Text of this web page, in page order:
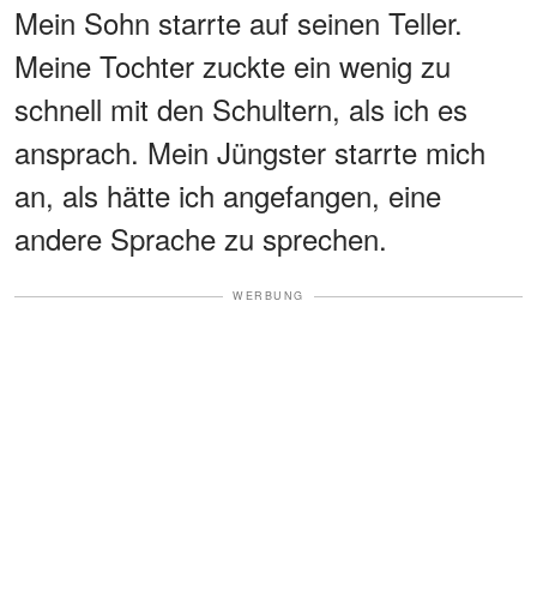
Mein Sohn starrte auf seinen Teller.
Meine Tochter zuckte ein wenig zu
schnell mit den Schultern, als ich es
ansprach. Mein Jüngster starrte mich
an, als hätte ich angefangen, eine
andere Sprache zu sprechen.
WERBUNG